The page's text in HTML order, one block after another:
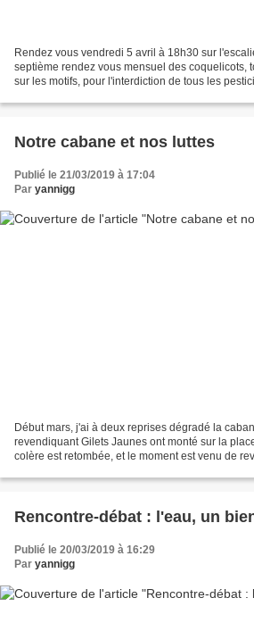
Rendez vous vendredi 5 avril à 18h30 sur
septième rendez vous mensuel des coquelicots,
sur les motifs, pour l'interdiction de tous les
Notre cabane et nos luttes
Publié le 21/03/2019 à 17:04
Par yannigg
Début mars, j'ai à deux reprises dégradé la
revendiquant Gilets Jaunes ont monté sur la
colère est retombée, et le moment est venu de
Rencontre-débat : l'eau, un
Publié le 20/03/2019 à 16:29
Par yannigg